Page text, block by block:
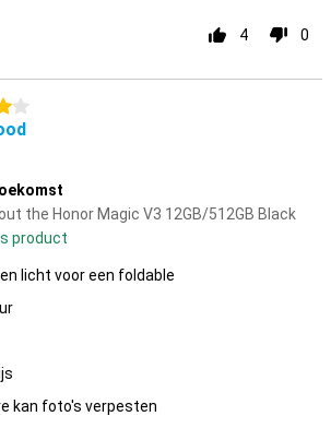
4 0
the Honor Magic V3 12GB/512GB Black
product
licht voor een foldable
kan foto's verpesten